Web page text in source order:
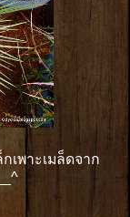
เพาะเมล็ดจาก